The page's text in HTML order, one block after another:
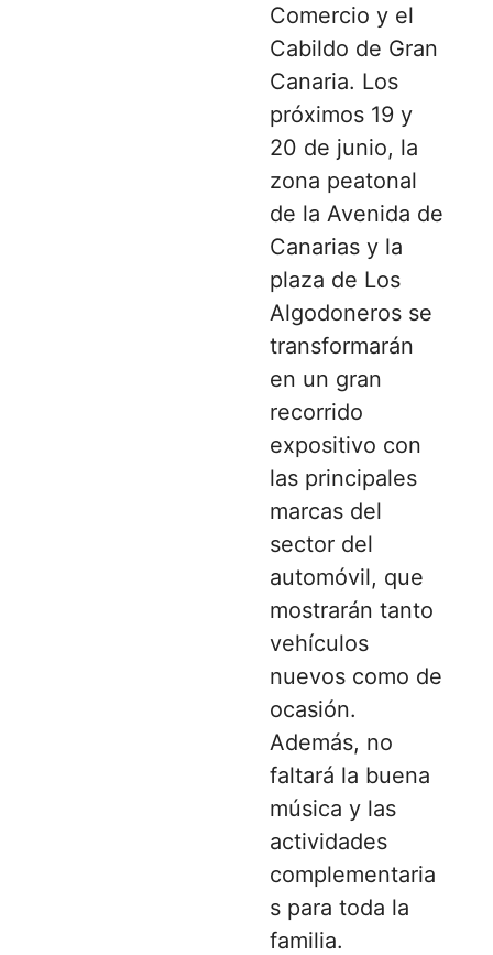
Comercio y el
Cabildo de Gran
Canaria. Los
próximos 19 y
20 de junio, la
zona peatonal
de la Avenida de
Canarias y la
plaza de Los
Algodoneros se
transformarán
en un gran
recorrido
expositivo con
las principales
marcas del
sector del
automóvil, que
mostrarán tanto
vehículos
nuevos como de
ocasión.
Además, no
faltará la buena
música y las
actividades
complementaria
s para toda la
familia.